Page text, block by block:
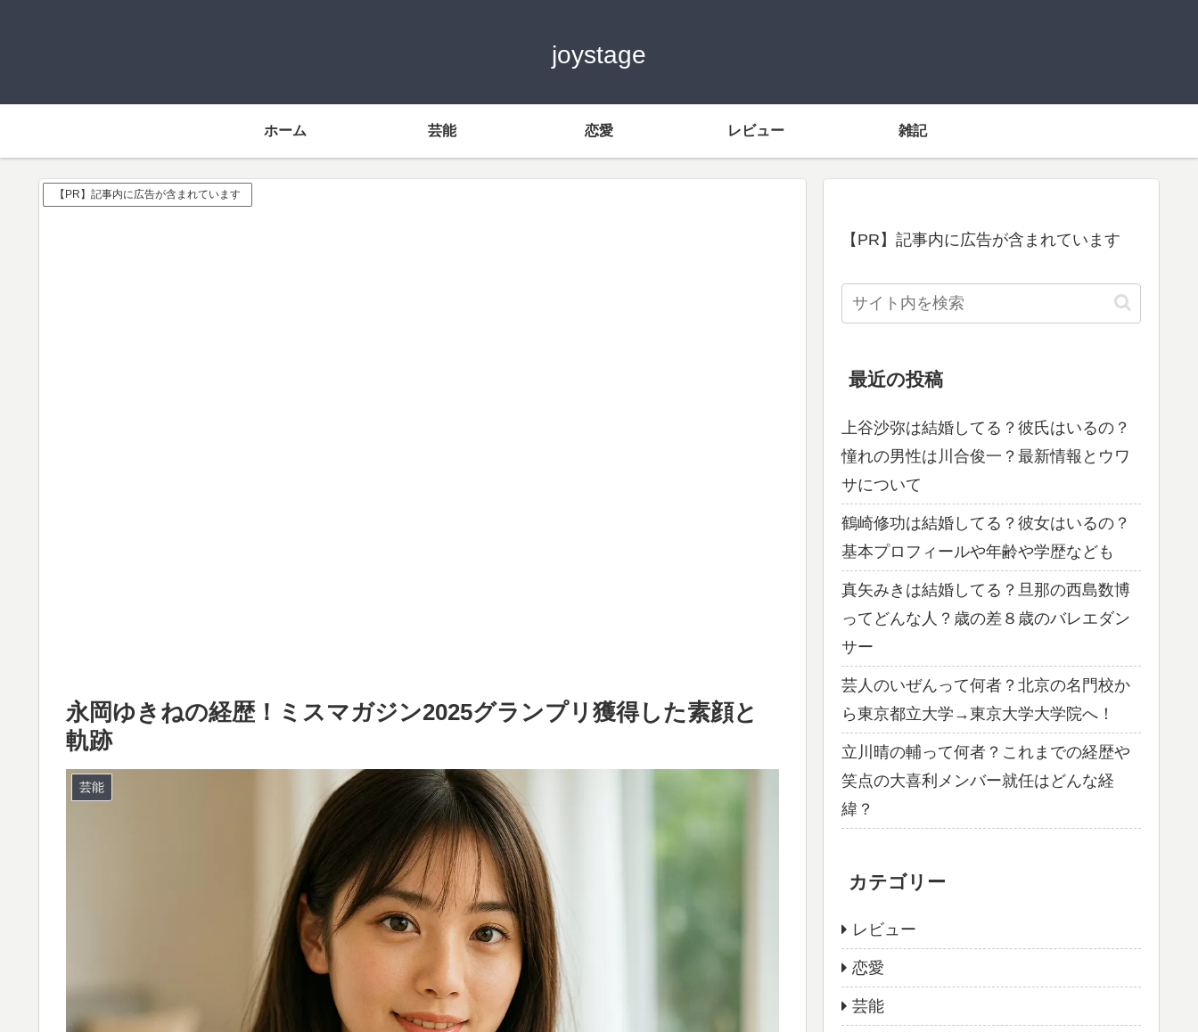
joystage
ホーム 芸能 恋愛 レビュー 雑記
【PR】記事内に広告が含まれています
永岡ゆきねの経歴！ミスマガジン2025グランプリ獲得した素顔と
軌跡
芸能
【PR】記事内に広告が含まれています
最近の投稿
上谷沙弥は結婚してる？彼氏はいるの？
憧れの男性は川合俊一？最新情報とウワ
サについて
鶴崎修功は結婚してる？彼女はいるの？
基本プロフィールや年齢や学歴なども
真矢みきは結婚してる？旦那の西島数博
ってどんな人？歳の差８歳のバレエダン
サー
芸人のいぜんって何者？北京の名門校か
ら東京都立大学→東京大学大学院へ！
立川晴の輔って何者？これまでの経歴や
笑点の大喜利メンバー就任はどんな経
緯？
カテゴリー
レビュー
恋愛
芸能